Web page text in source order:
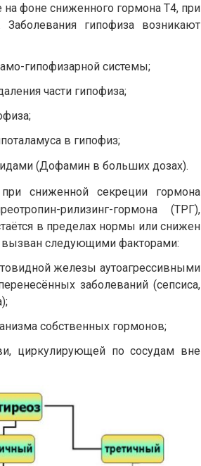
фоне сниженного гормона Т4, при
гипофиза возникают
гипофизарной системы;
части гипофиза;
в гипофиз;
(Дофамин в больших дозах).
при сниженной секреции гормона
рилизинг-гормона (ТРГ),
в пределах нормы или снижен
следующими факторами:
железы аутоагрессивными
заболеваний (сепсиса,
собственных гормонов;
циркулирующей по сосудам вне